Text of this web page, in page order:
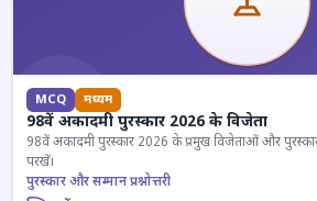
MCQ मध्यम
98वें अकादमी पुरस्कार 2026 के विजेता
98वें अकादमी पुरस्कार 2026 के प्रमुख विजेताओं और
परखें।
पुरस्कार और सम्मान प्रश्नोत्तरी